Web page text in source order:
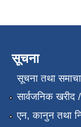
सूचना
सूचना तथा
सार्वजनिक खरीद
एन, कानुन तथा